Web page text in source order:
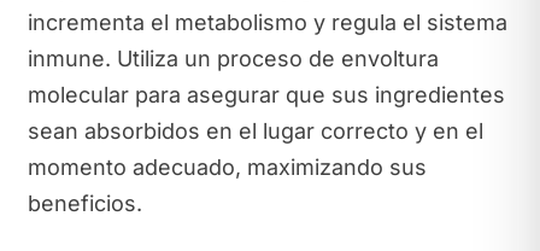
incrementa el metabolismo y regula el sistema
inmune. Utiliza un proceso de envoltura
molecular para asegurar que sus ingredientes
sean absorbidos en el lugar correcto y en el
momento adecuado, maximizando sus
beneficios.